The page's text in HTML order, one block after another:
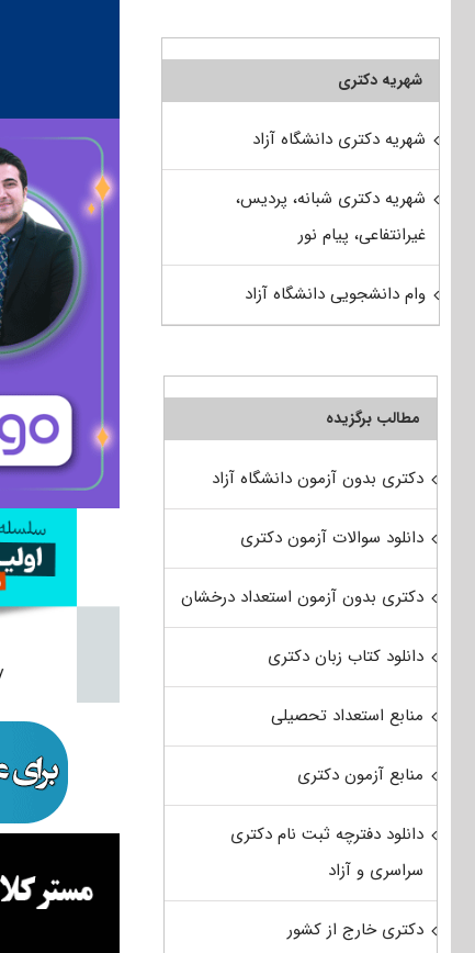
شهریه دکتری
شهریه دکتری دانشگاه آزاد
شهریه دکتری شبانه، پردیس،
غیرانتفاعی، پیام نور
وام دانشجویی دانشگاه آزاد
مطالب برگزیده
دکتری بدون آزمون دانشگاه آزاد
دانلود سوالات آزمون دکتری
دکتری بدون آزمون استعداد درخشان
دانلود کتاب زبان دکتری
منابع استعداد تحصیلی
منابع آزمون دکتری
دانلود دفترچه ثبت نام دکتری
سراسری و آزاد
دکتری خارج از کشور